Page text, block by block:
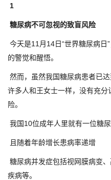
1
糖尿病不可忽视的致盲风险
今天是11月14日“世界糖尿病日
的警觉和醒悟。
然而，虽然我国糖尿病患者已
许多人和王女士一样，没有充
险。
我国10位成年人里就有一位糖
且随着年龄增长患病率递增
糖尿病并发症包括视网膜病变
疾病等。